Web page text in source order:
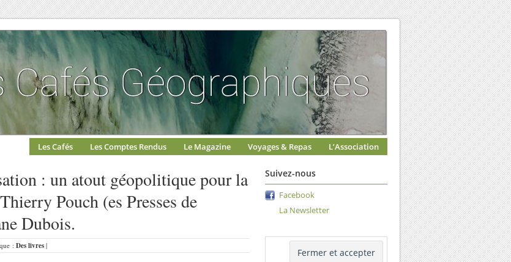
Les Cafés Les Comptes Rendus Le Magazine Voyages & Repas L’Association
: un atout géopolitique pour la
Pouch (es Presses de
Dubois.
: Des livres |
Suivez-nous
Facebook
La Newsletter